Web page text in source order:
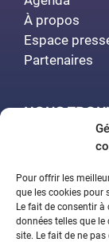
Pour offrir les
que les cookies pour
Le fait de consentir
données telles que
site. Le fait de ne
À propos
Espace
Partenaires
NOUS
Polytech
Amphithéâtre
2 rue Jean
54519